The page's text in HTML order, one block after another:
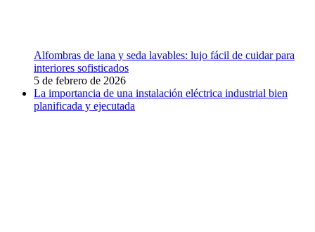
Alfombras de lana y seda lavables: lujo fácil de cuidar para
interiores sofisticados
5 de febrero de 2026
La importancia de una instalación eléctrica industrial bien
planificada y ejecutada